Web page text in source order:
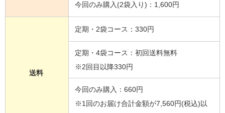
今回のみ購入(2袋入り)：1,600円
送料
定期・2袋コース：330円
定期・4袋コース：初回送料無料
※2回目以降330円
今回のみ購入：660円
※1回のお届け合計金額が7,560円(税込)以